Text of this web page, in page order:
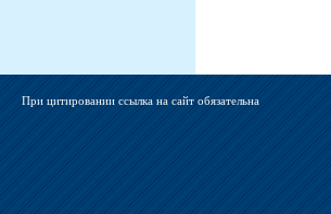
При цитировании ссылка на сайт обязательна